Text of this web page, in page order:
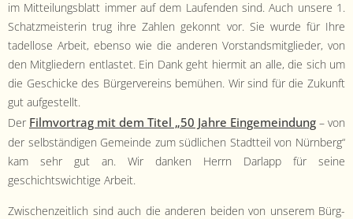
- Flyer
- Kontakt
im Mit­teilungs­blatt immer auf dem Laufend­en sind. Auch unsere 1.
Schatzmeis­terin trug ihre Zahlen gekon­nt vor. Sie wurde für Ihre
tadel­lose Arbeit, eben­so wie die anderen Vor­standsmit­glieder, von
den Mit­gliedern ent­lastet. Ein Dank geht hier­mit an alle, die sich um
die Geschicke des Bürg­ervere­ins bemühen. Wir sind für die Zukun­ft
gut aufgestellt.
Der Filmvor­trag mit dem Titel „50 Jahre Einge­mein­dung – von
der selb­ständi­gen Gemeinde zum südlichen Stadt­teil von Nürn­berg“
kam sehr gut an. Wir danken Her­rn Dar­lapp für seine
geschichtswichtige Arbeit.
Zwis­chen­zeitlich sind auch die anderen bei­den von unserem Bürg­